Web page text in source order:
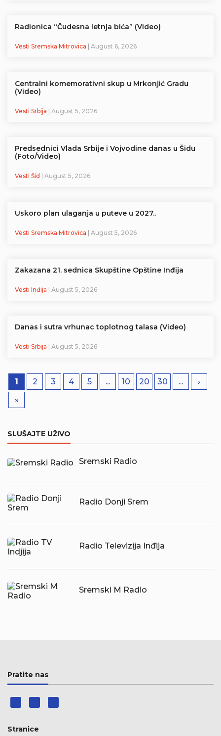
Radionica “Čudesna letnja bića” (Video)
Vesti Sremska Mitrovica | August 6, 2026
Centralni komemorativni skup u Mrkonjić Gradu
(Video)
Vesti Srbija | August 5, 2026
Predsednici Vlada Srbije i Vojvodine danas u Šidu
(Foto/Video)
Vesti Šid | August 5, 2026
Uskoro plan ulaganja u puteve u 2027..
Vesti Sremska Mitrovica | August 5, 2026
Zakazana 21. sednica Skupštine Opštine Inđija
Vesti Inđija | August 5, 2026
Danas i sutra vrhunac toplotnog talasa (Video)
Vesti Srbija | August 5, 2026
1 2 3 4 5 ... 10 20 30 ...
›
»
SLUŠAJTE UŽIVO
Sremski Radio
Radio Donji Srem
Radio Televizija Inđija
Sremski M Radio
Pratite nas
Stranice